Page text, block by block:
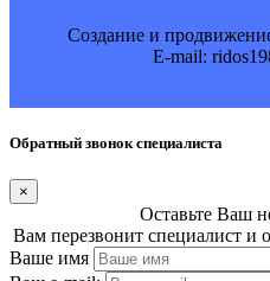
Создание и
E-mail:
Обратный звонок специалиста
×
Оставьте Ваш
Вам перезвонит специалист и
Ваше имя